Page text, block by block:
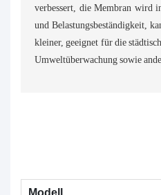
verbessert, die Membran wird
und Belastungsbeständigkeit,
kleiner, geeignet für die
Umweltüberwachung sowie
Modell